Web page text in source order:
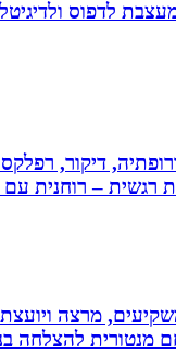
מעצבת לדפוס
דיקור,
– רוחנית עם
מרצה
מנטורית להצלחה